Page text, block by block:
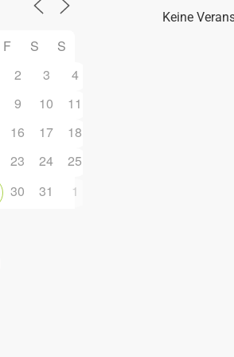
F S
S
2 3
4
9 10
11
16 17
18
23 24
25
30 31 1
Keine